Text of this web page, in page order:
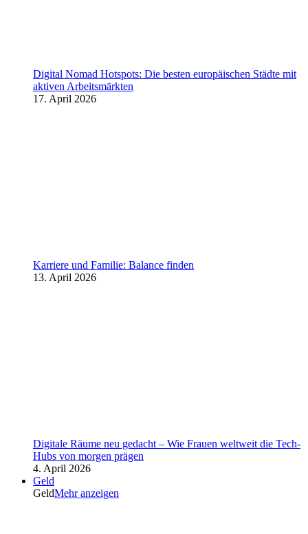
Digital Nomad Hotspots: Die besten europäischen Städte mit
aktiven Arbeitsmärkten
17. April 2026
Karriere und Familie: Balance finden
13. April 2026
Digitale Räume neu gedacht – Wie Frauen weltweit die Tech-
Hubs von morgen prägen
4. April 2026
Geld
GeldMehr anzeigen